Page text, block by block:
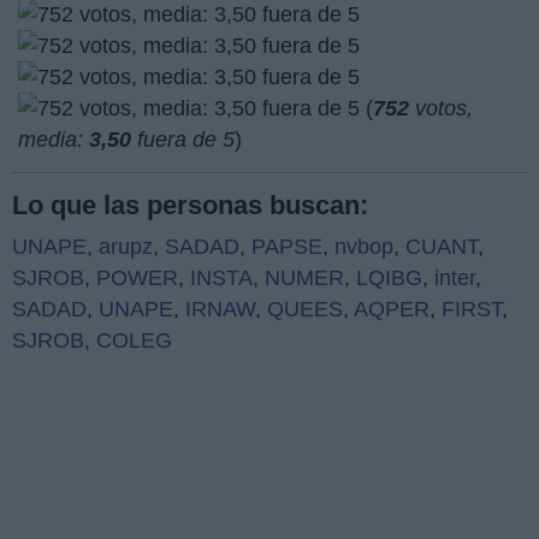
(752 votos,
media: 3,50 fuera de 5)
Lo que las personas buscan:
UNAPE, arupz, SADAD, PAPSE, nvbop, CUANT,
SJROB, POWER, INSTA, NUMER, LQIBG, inter,
SADAD, UNAPE, IRNAW, QUEES, AQPER, FIRST,
SJROB, COLEG